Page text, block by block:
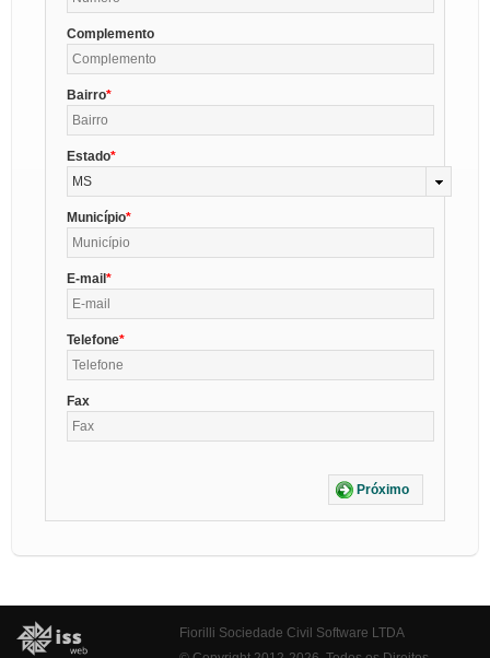
Complemento
Bairro
Estado
MS
Município
E-mail
Telefone
Fax
Próximo
Fiorilli Sociedade Civil Software LTDA